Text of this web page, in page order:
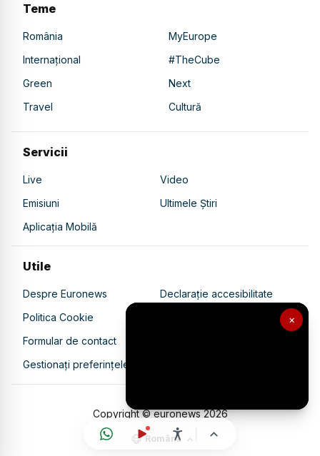
×
Teme
România
MyEurope
Internațional
#TheCube
Green
Next
Travel
Cultură
Servicii
Live
Video
Emisiuni
Ultimele Știri
Aplicația Mobilă
Utile
Despre Euronews
Declarație accesibilitate
Politica Cookie
Politica de confidențialitate
Formular de contact
Gestionați preferințele
Copyright © euronews2026
Română